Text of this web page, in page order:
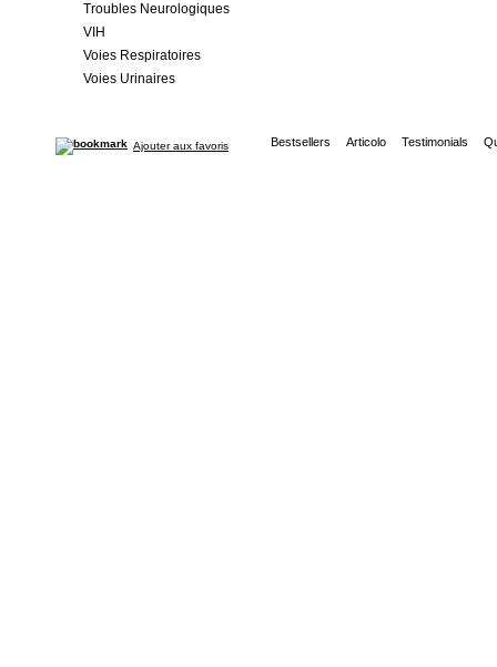
Troubles Neurologiques
VIH
Voies Respiratoires
Voies Urinaires
Ajouter aux favoris Bestsellers Articolo Testimonials